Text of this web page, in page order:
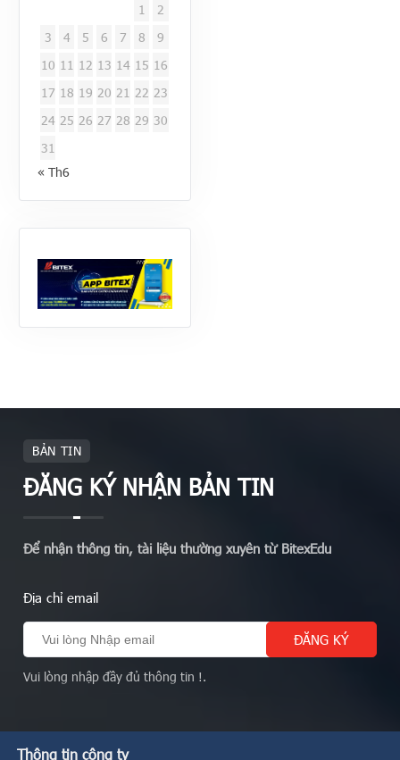
1
2
3
4 5 6 7 8
9
10 11 12 13 14 15 16
17 18 19 20 21 22 23
24 25 26 27 28 29 30
31
« Th6
BẢN TIN
ĐĂNG KÝ NHẬN BẢN TIN
Để nhận thông tin, tài liệu thường xuyên từ BitexEdu
Địa chỉ email
Vui lòng nhập đầy đủ thông tin !.
Thông tin công ty